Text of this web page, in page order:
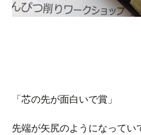
「芯の先が面白いで賞」
先端が矢尻のようになってい